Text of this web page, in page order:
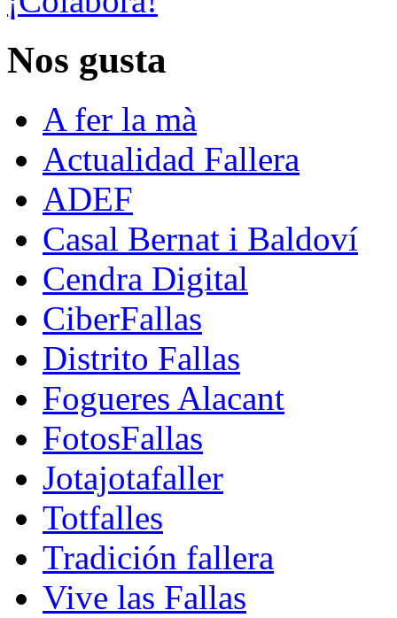
Nos gusta
A fer la mà
Actualidad Fallera
ADEF
Casal Bernat i Baldoví
Cendra Digital
CiberFallas
Distrito Fallas
Fogueres Alacant
FotosFallas
Jotajotafaller
Totfalles
Tradición fallera
Vive las Fallas